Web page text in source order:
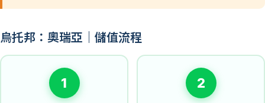
烏托邦：奧瑞亞｜儲值流程
1 2